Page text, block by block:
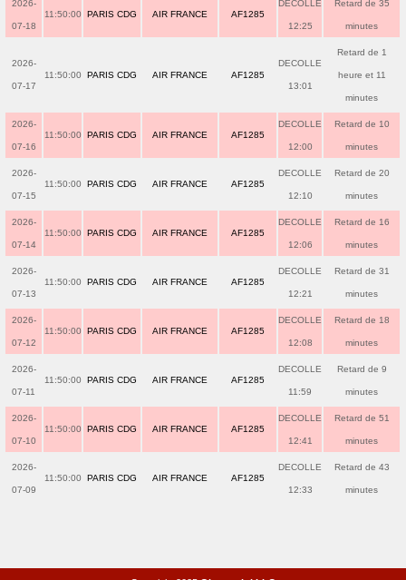
2026-
07-18
11:50:00 PARIS CDG AIR FRANCE AF1285
DECOLLE
12:25
Retard de 35
minutes
2026-
07-17
11:50:00 PARIS CDG AIR FRANCE AF1285
DECOLLE
13:01
Retard de 1
heure et 11
minutes
2026-
07-16
11:50:00 PARIS CDG AIR FRANCE AF1285
DECOLLE
12:00
Retard de 10
minutes
2026-
07-15
11:50:00 PARIS CDG AIR FRANCE AF1285
DECOLLE
12:10
Retard de 20
minutes
2026-
07-14
11:50:00 PARIS CDG AIR FRANCE AF1285
DECOLLE
12:06
Retard de 16
minutes
2026-
07-13
11:50:00 PARIS CDG AIR FRANCE AF1285
DECOLLE
12:21
Retard de 31
minutes
2026-
07-12
11:50:00 PARIS CDG AIR FRANCE AF1285
DECOLLE
12:08
Retard de 18
minutes
2026-
07-11
11:50:00 PARIS CDG AIR FRANCE AF1285
DECOLLE
11:59
Retard de 9
minutes
2026-
07-10
11:50:00 PARIS CDG AIR FRANCE AF1285
DECOLLE
12:41
Retard de 51
minutes
2026-
07-09
11:50:00 PARIS CDG AIR FRANCE AF1285
DECOLLE
12:33
Retard de 43
minutes